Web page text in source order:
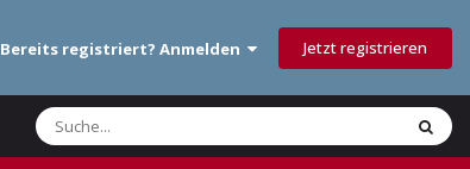
Bereits registriert? Anmelden Jetzt registrieren